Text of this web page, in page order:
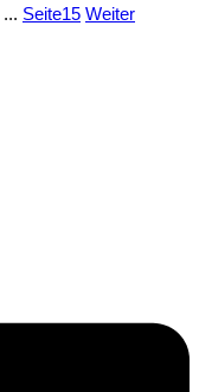
... Seite15 Weiter